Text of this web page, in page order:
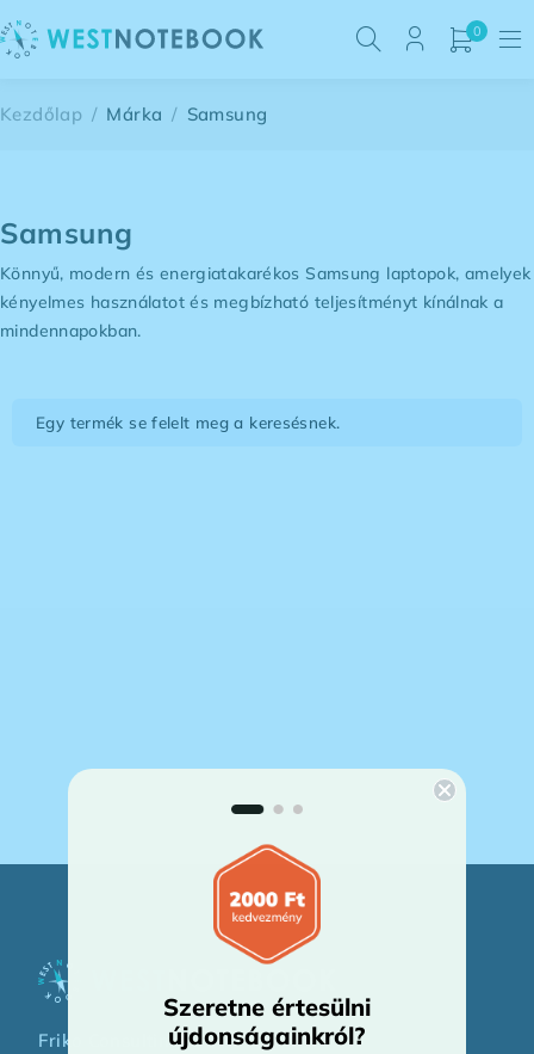
0
Samsung
Kezdőlap / Márka / Samsung
Könnyű, modern és energiatakarékos Samsung laptopok, amelyek
kényelmes használatot és megbízható teljesítményt kínálnak a
mindennapokban.
Egy termék se felelt meg a keresésnek.
Friko Consulting Kft.
Szeretne értesülni
újdonságainkról?